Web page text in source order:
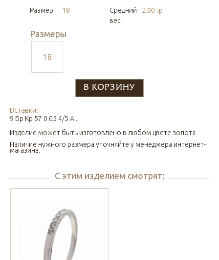
Размер: 18
Средний
вес :
2.00 гр
Размеры
18
Вставки:
9 Бр Кр 57 0.05 4/5 А .
Изделие может быть изготовлено в любом цвете золота
Наличие нужного размера уточняйте у менеджера интернет-
магазина.
С этим изделием смотрят: